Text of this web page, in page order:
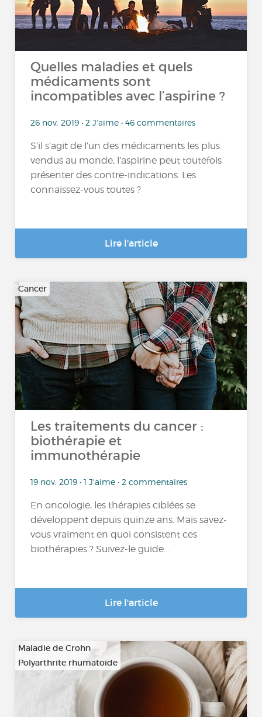
Quelles maladies et quels
médicaments sont
incompatibles avec l’aspirine ?
26 nov. 2019 • 2 J'aime • 46 commentaires
S’il s’agit de l’un des médicaments les plus
vendus au monde, l’aspirine peut toutefois
présenter des contre-indications. Les
connaissez-vous toutes ?
Lire l'article
Cancer
Les traitements du cancer :
biothérapie et
immunothérapie
19 nov. 2019 • 1 J'aime • 2 commentaires
En oncologie, les thérapies ciblées se
développent depuis quinze ans. Mais savez-
vous vraiment en quoi consistent ces
biothérapies ? Suivez-le guide...
Lire l'article
Maladie de Crohn
Polyarthrite rhumatoïde